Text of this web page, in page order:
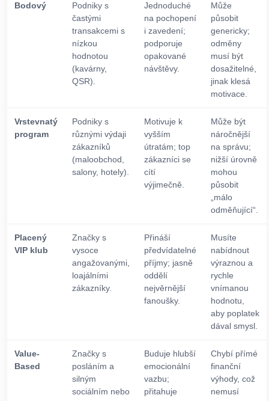
Bodový
Podniky s
častými
transakcemi s
nízkou
hodnotou
(kavárny,
QSR).
Jednoduché
na pochopení
i zavedení;
podporuje
opakované
návštěvy.
Může
působit
genericky;
odměny
musí být
dosažitelné,
jinak klesá
motivace.
Vrstevnatý
program
Podniky s
různými výdaji
zákazníků
(maloobchod,
salony, hotely).
Motivuje k
vyšším
útratám; top
zákazníci se
cítí
výjimečně.
Může být
náročnější
na správu;
nižší úrovně
mohou
působit
„málo
odměňující“.
Placený
VIP klub
Značky s
vysoce
angažovanými,
loajálními
zákazníky.
Přináší
předvídatelné
příjmy; jasně
oddělí
nejvěrnější
fanoušky.
Musíte
nabídnout
výraznou a
rychle
vnímanou
hodnotu,
aby poplatek
dával smysl.
Value-
Based
Značky s
posláním a
silným
sociálním nebo
Buduje hlubší
emocionální
vazbu;
přitahuje
Chybí přímé
finanční
výhody, což
nemusí